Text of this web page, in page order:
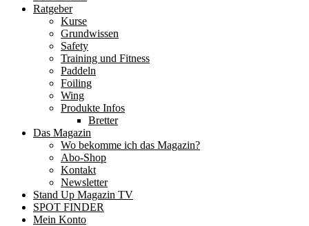
Ratgeber
Kurse
Grundwissen
Safety
Training und Fitness
Paddeln
Foiling
Wing
Produkte Infos
Bretter
Das Magazin
Wo bekomme ich das Magazin?
Abo-Shop
Kontakt
Newsletter
Stand Up Magazin TV
SPOT FINDER
Mein Konto